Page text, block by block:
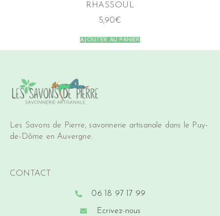
RHASSOUL
5,90€
AJOUTER AU PANIER
Les Savons de Pierre, savonnerie artisanale dans le Puy-
de-Dôme en Auvergne.
CONTACT
06 18 97 17 99
Ecrivez-nous